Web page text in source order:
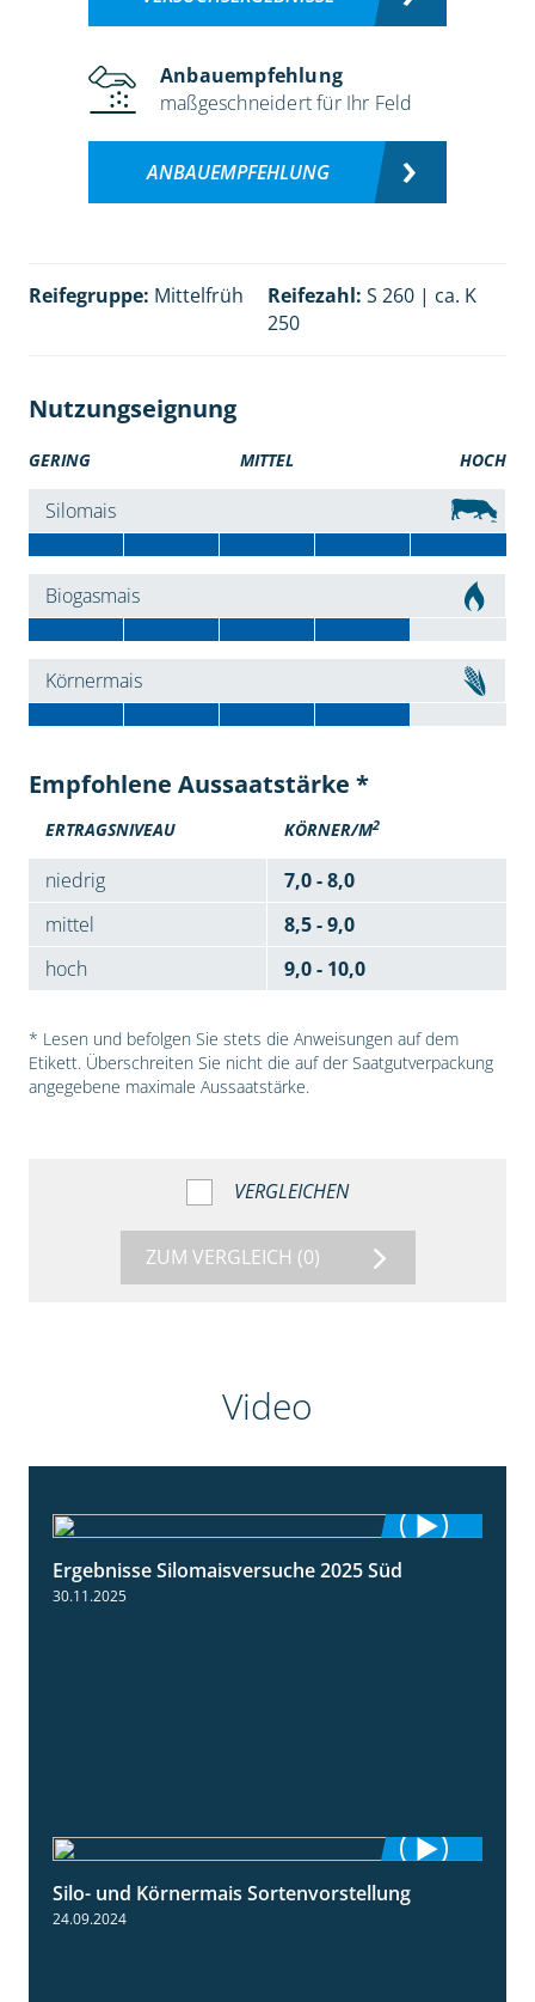
Anbauempfehlung
maßgeschneidert für Ihr Feld
ANBAUEMPFEHLUNG
Reifegruppe: Mittelfrüh Reifezahl: S 260 | ca. K
250
Nutzungseignung
GERING MITTEL HOCH
Silomais
Biogasmais
Körnermais
Empfohlene Aussaatstärke *
ERTRAGSNIVEAU KÖRNER/M2
niedrig
7,0 - 8,0
mittel
8,5 - 9,0
hoch
9,0 - 10,0
* Lesen und befolgen Sie stets die Anweisungen auf dem
Etikett. Überschreiten Sie nicht die auf der Saatgutverpackung
angegebene maximale Aussaatstärke.
VERGLEICHEN
ZUM VERGLEICH (0)
Video
Ergebnisse Silomaisversuche 2025 Süd
30.11.2025
4:26
Silo- und Körnermais Sortenvorstellung
24.09.2024